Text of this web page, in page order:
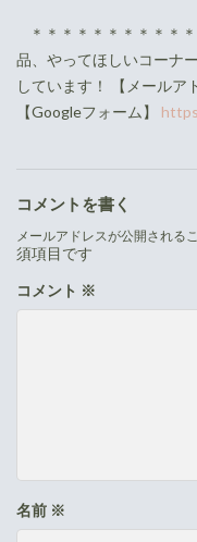
＊＊＊＊＊＊＊＊＊＊
品、やってほしいコーナ
しています！
【メールア
【Googleフォーム】
コメントを書く
メールアドレスが公開される
須項目です
コメント ※
名前 ※